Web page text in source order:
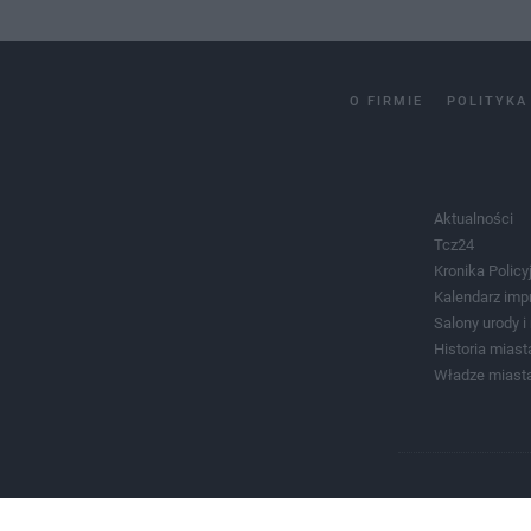
O FIRMIE POLITYKA
Aktualności
Tcz24
Kronika
Kalendarz
Salony urody i
Historia
Władze